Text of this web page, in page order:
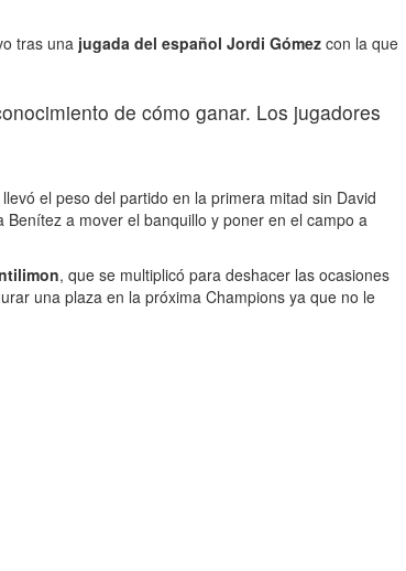
tras una jugada del español Jordi Gómez con la que
de cómo ganar. Los jugadores
el peso del partido en la primera mitad sin David
a mover el banquillo y poner en el campo a
, que se multiplicó para deshacer las ocasiones
una plaza en la próxima Champions ya que no le